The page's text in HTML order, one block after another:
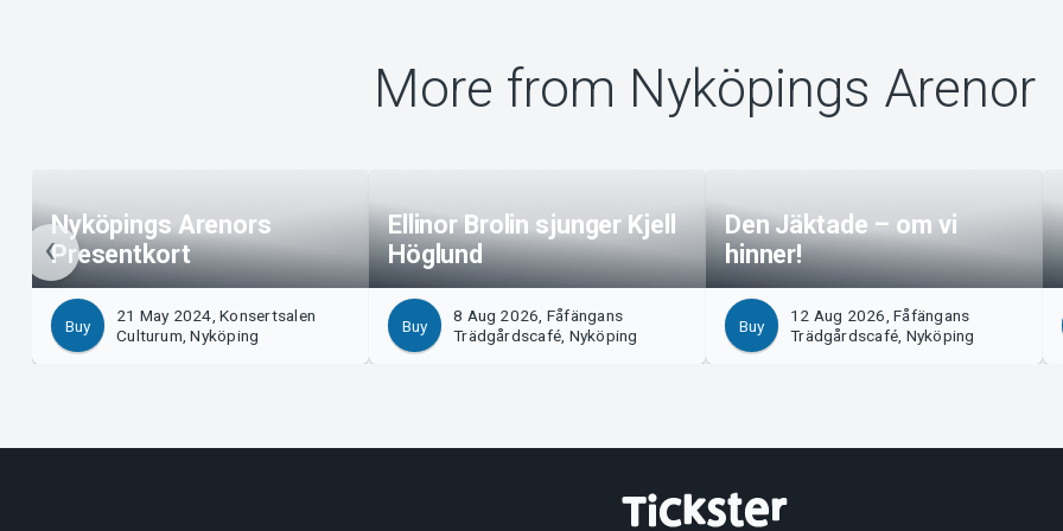
More from Nyköpings Arenor
Nyköpings Arenors
Presentkort
Buy
21 May 2024, Konsertsalen
Culturum, Nyköping
Ellinor Brolin sjunger Kjell
Höglund
Buy
8 Aug 2026, Fåfängans
Trädgårdscafé, Nyköping
Den Jäktade – om vi
hinner!
Buy
12 Aug 2026, Fåfängans
Trädgårdscafé, Nyköping